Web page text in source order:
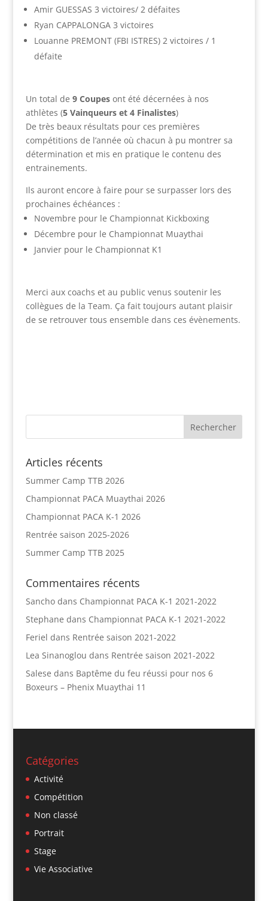
Amir GUESSAS 3 victoires/ 2 défaites
Ryan CAPPALONGA 3 victoires
Louanne PREMONT (FBI ISTRES) 2 victoires / 1
défaite
Un total de 9 Coupesont été décernées à nos
athlètes (5 Vainqueurs et 4 Finalistes)
De très beaux résultats pour ces premières
compétitions de l’année où chacun à pu montrer sa
détermination et mis en pratique le contenu des
entrainements.
Ils auront encore à faire pour se surpasser lors des
prochaines échéances :
Novembre pour le Championnat Kickboxing
Décembre pour le Championnat Muaythai
Janvier pour le Championnat K1
Merci aux coachs et au public venus soutenir les
collègues de la Team. Ça fait toujours autant plaisir
de se retrouver tous ensemble dans ces évènements.
Articles récents
Summer Camp TTB 2026
Championnat PACA Muaythai 2026
Championnat PACA K-1 2026
Rentrée saison 2025-2026
Summer Camp TTB 2025
Commentaires récents
Sanchodans Championnat PACA K-1 2021-2022
Stephane dans Championnat PACA K-1 2021-2022
Feriel dans Rentrée saison 2021-2022
Lea Sinanoglou dans Rentrée saison 2021-2022
Salese dans Baptême du feu réussi pour nos 6
Boxeurs – Phenix Muaythai 11
Catégories
Activité
Compétition
Non classé
Portrait
Stage
Vie Associative